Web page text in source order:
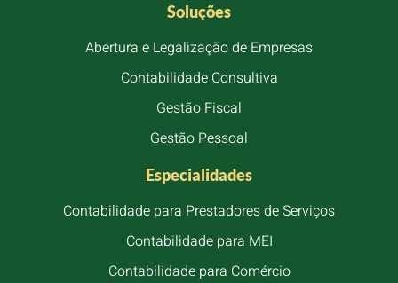
Soluções
Abertura e Legalização de Empresas
Contabilidade Consultiva
Gestão Fiscal
Gestão Pessoal
Especialidades
Contabilidade para Prestadores de Serviços
Contabilidade para MEI
Contabilidade para Comércio